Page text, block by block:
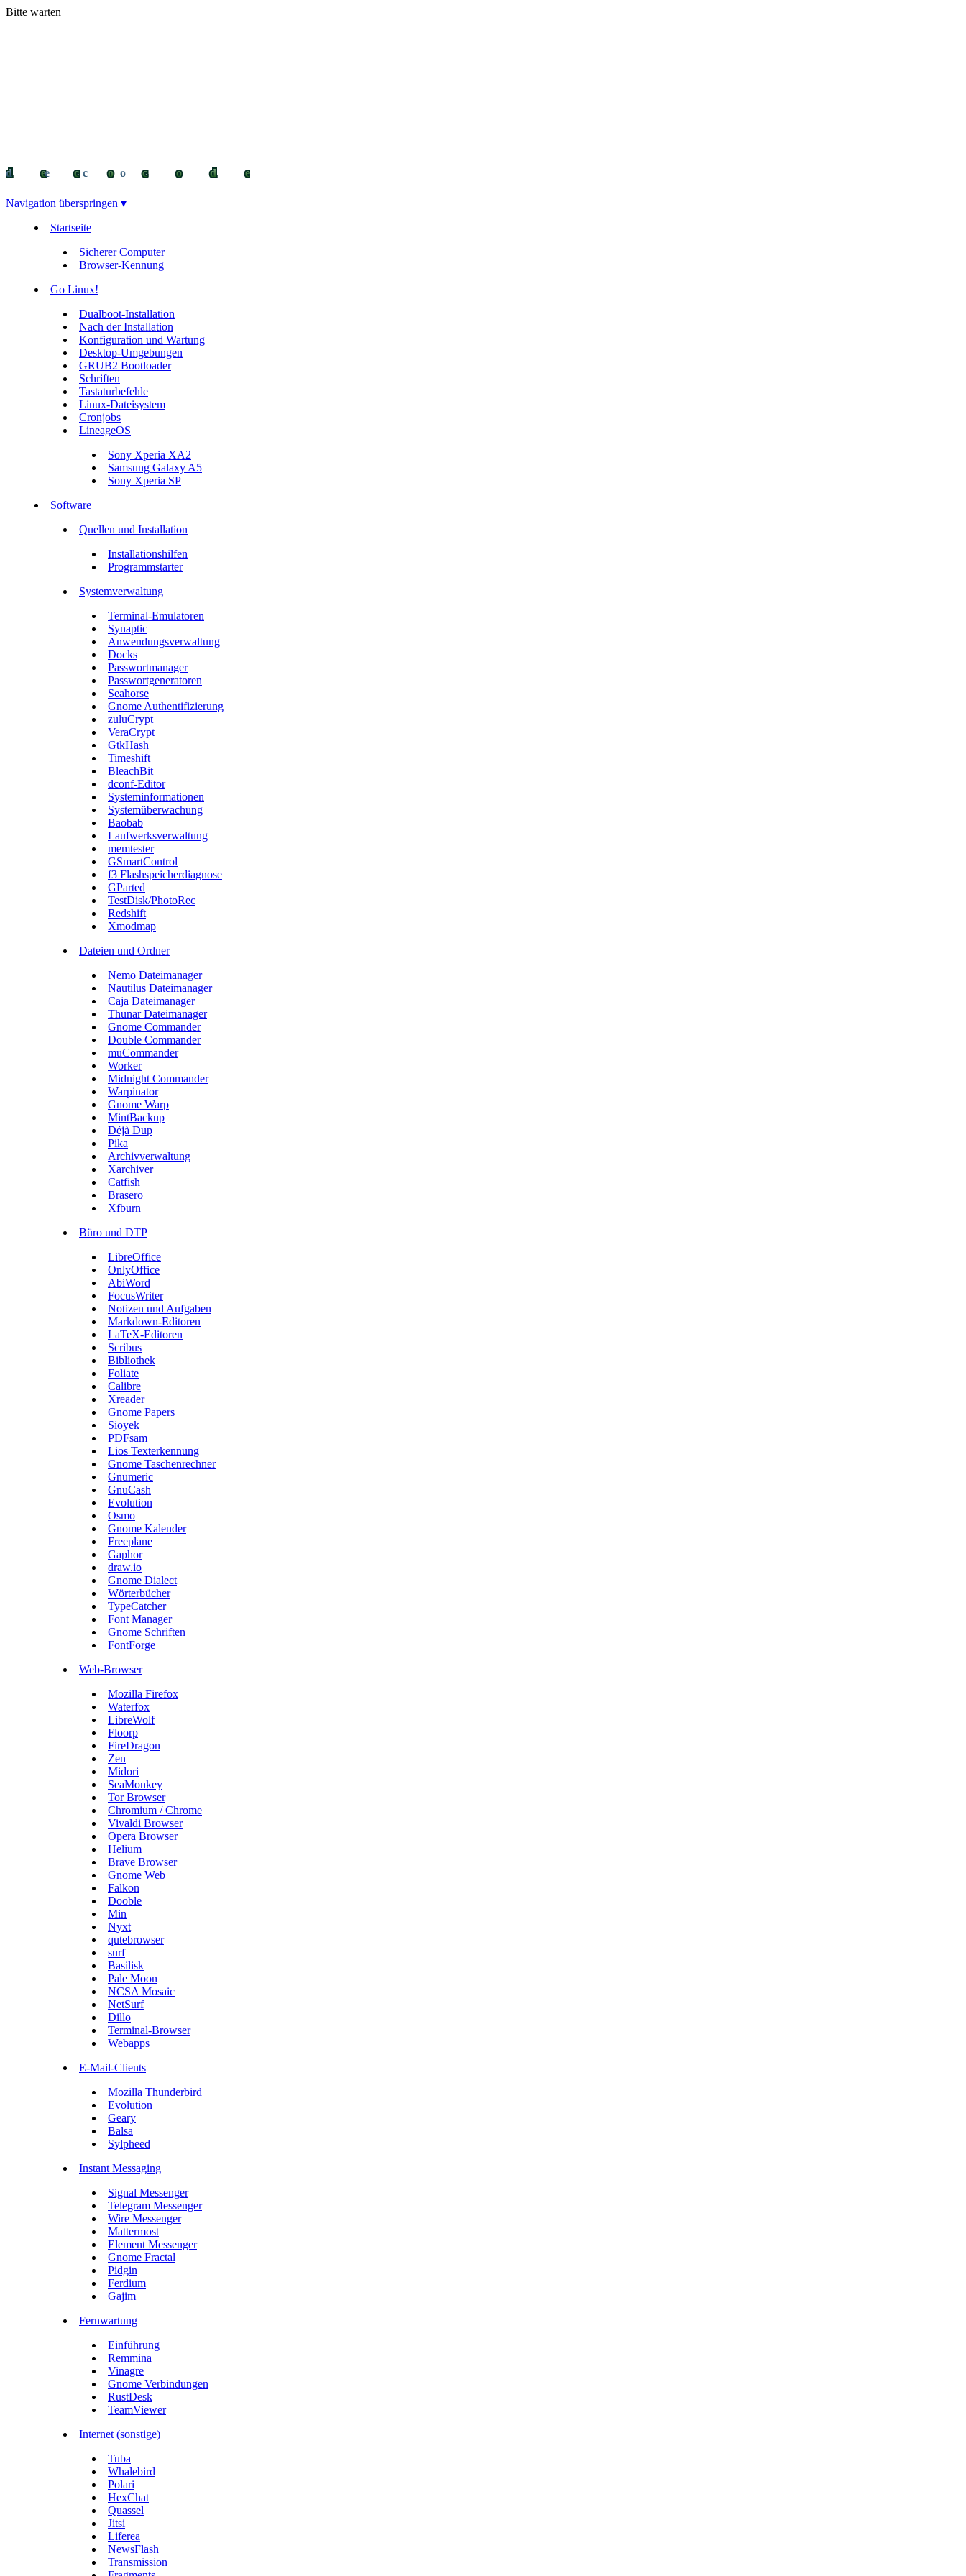
Bitte warten
decocode
decocode
deco
Navigation überspringen ▾
Startseite
Sicherer Computer
Browser-Kennung
Go Linux!
Dualboot-Installation
Nach der Installation
Konfiguration und Wartung
Desktop-Umgebungen
GRUB2 Bootloader
Schriften
Tastaturbefehle
Linux-Dateisystem
Cronjobs
LineageOS
Sony Xperia XA2
Samsung Galaxy A5
Sony Xperia SP
Software
Quellen und Installation
Installationshilfen
Programmstarter
Systemverwaltung
Terminal-Emulatoren
Synaptic
Anwendungsverwaltung
Docks
Passwortmanager
Passwortgeneratoren
Seahorse
Gnome Authentifizierung
zuluCrypt
VeraCrypt
GtkHash
Timeshift
BleachBit
dconf-Editor
Systeminformationen
Systemüberwachung
Baobab
Laufwerksverwaltung
memtester
GSmartControl
f3 Flashspeicherdiagnose
GParted
TestDisk/PhotoRec
Redshift
Xmodmap
Dateien und Ordner
Nemo Dateimanager
Nautilus Dateimanager
Caja Dateimanager
Thunar Dateimanager
Gnome Commander
Double Commander
muCommander
Worker
Midnight Commander
Warpinator
Gnome Warp
MintBackup
Déjà Dup
Pika
Archivverwaltung
Xarchiver
Catfish
Brasero
Xfburn
Büro und DTP
LibreOffice
OnlyOffice
AbiWord
FocusWriter
Notizen und Aufgaben
Markdown-Editoren
LaTeX-Editoren
Scribus
Bibliothek
Foliate
Calibre
Xreader
Gnome Papers
Sioyek
PDFsam
Lios Texterkennung
Gnome Taschenrechner
Gnumeric
GnuCash
Evolution
Osmo
Gnome Kalender
Freeplane
Gaphor
draw.io
Gnome Dialect
Wörterbücher
TypeCatcher
Font Manager
Gnome Schriften
FontForge
Web-Browser
Mozilla Firefox
Waterfox
LibreWolf
Floorp
FireDragon
Zen
Midori
SeaMonkey
Tor Browser
Chromium / Chrome
Vivaldi Browser
Opera Browser
Helium
Brave Browser
Gnome Web
Falkon
Dooble
Min
Nyxt
qutebrowser
surf
Basilisk
Pale Moon
NCSA Mosaic
NetSurf
Dillo
Terminal-Browser
Webapps
E-Mail-Clients
Mozilla Thunderbird
Evolution
Geary
Balsa
Sylpheed
Instant Messaging
Signal Messenger
Telegram Messenger
Wire Messenger
Mattermost
Element Messenger
Gnome Fractal
Pidgin
Ferdium
Gajim
Fernwartung
Einführung
Remmina
Vinagre
Gnome Verbindungen
RustDesk
TeamViewer
Internet (sonstige)
Tuba
Whalebird
Polari
HexChat
Quassel
Jitsi
Liferea
NewsFlash
Transmission